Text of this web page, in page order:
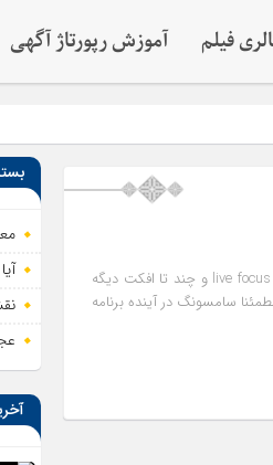
فیلم آموزش رپورتاژ آگهی
اما قابلیت جالبی که وجود دارد این است که هنگام فیلم برداری می شود از live focus و چند تا افکت دیگه
سامسونگ در آینده برنامه